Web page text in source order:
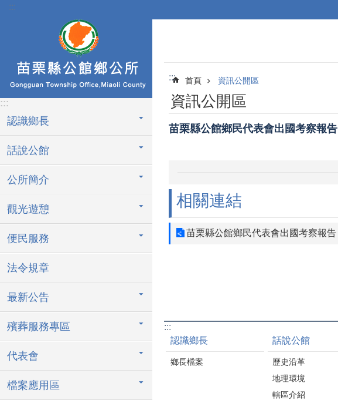
跳到主要內容區塊
:::
:::
認識鄉長
話說公館
公所簡介
觀光遊憩
便民服務
法令規章
最新公告
殯葬服務專區
代表會
檔案應用區
::: 首頁 資訊公開區
資訊公開區
苗栗縣公館鄉民代表會出國考察報告
相關連結
苗栗縣公館鄉民代表會出國考察報告
:::
認識鄉長
鄉長檔案
話說公館
歷史沿革
地理環境
轄區介紹